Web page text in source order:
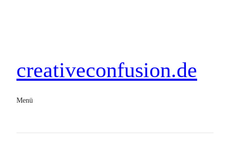
creativeconfusion.de
Menü